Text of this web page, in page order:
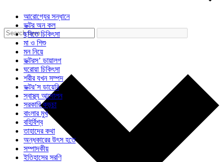
আরোগ্যের সন্ধানে
ডক্টর অন কল
ছবিতে চিকিৎসা
মা ও শিশু
মন নিয়ে
ডক্টরস’ ডায়ালগ
ঘরোয়া চিকিৎসা
শরীর যখন সম্পদ
ডক্টর’স ডায়েরি
স্বাস্থ্য আন্দোলন
সরকারি কড়চা
বাংলার মুখ
বহির্বিশ্ব
তাহাদের কথা
অন্ধকারের উৎস হতে
সম্পাদকীয়
ইতিহাসের সরণি